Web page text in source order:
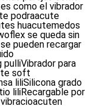
como el vibrador
podraacute
huacutemedos
se queda sin
pueden recargar
para
soft
liliSilicona grado
liliRecargable por